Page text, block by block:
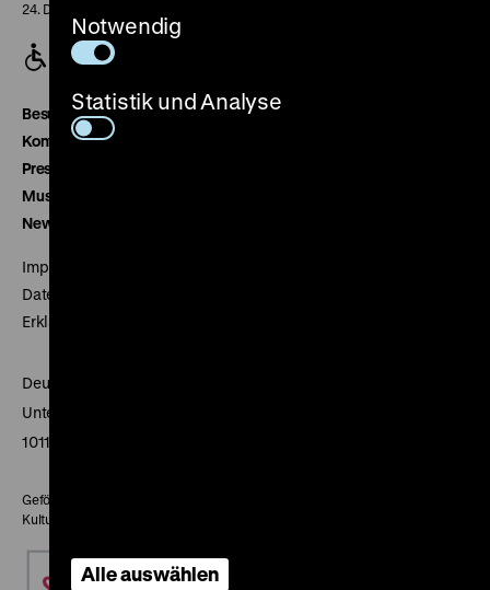
24. Dezember geschlossen
Besucherservice
Kontakt
Presse
Museumsverein
Newsletter
Impressum
Datenschutz
Erklärung digitale Barrierefreiheit
Deutsches Historisches Museum
Unter den Linden 2
10117 Berlin
Gefördert mit Mitteln des Beauftragten der Bundesregierung für
Kultur und Medien
Notwendig
Statistik und Analyse
Alle auswählen